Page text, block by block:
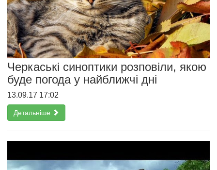
Черкаські синоптики розповіли, якою
буде погода у найближчі дні
13.09.17 17:02
Детальніше